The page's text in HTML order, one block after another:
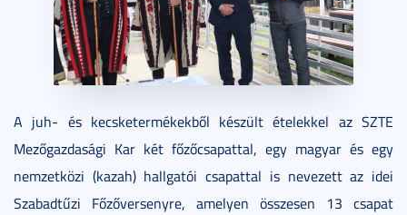
A juh- és kecsketermékekből készült ételekkel az SZTE
Mezőgazdasági Kar két főzőcsapattal, egy magyar és egy
nemzetközi (kazah) hallgatói csapattal is nevezett az idei
Szabadtűzi Főzőversenyre, amelyen összesen 13 csapat